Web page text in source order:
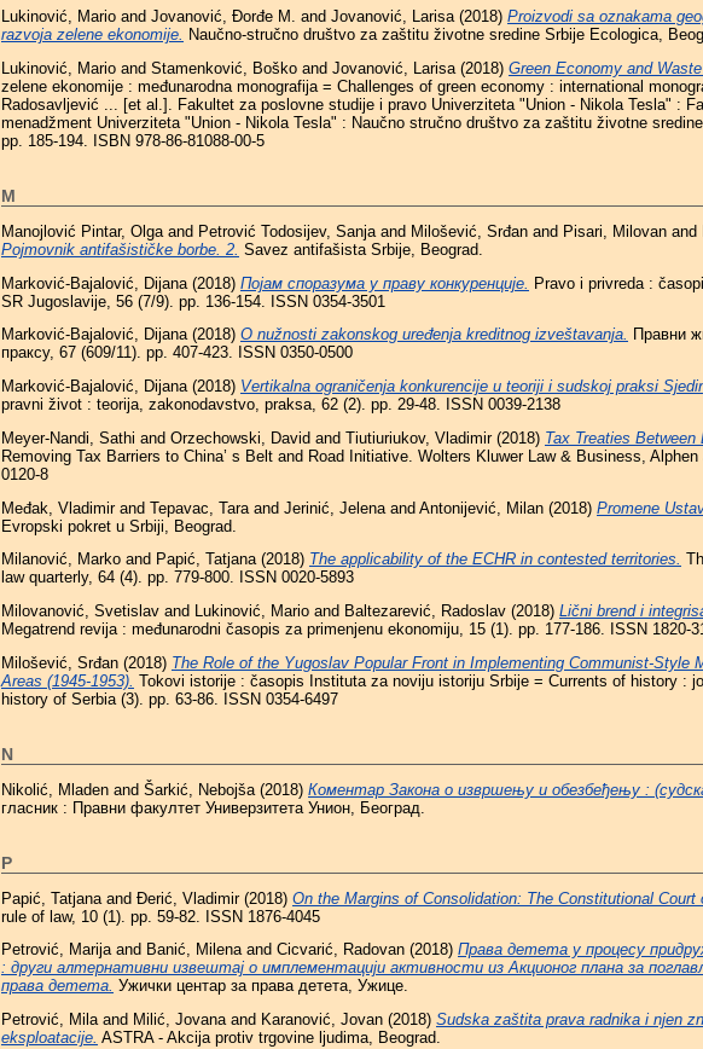
Lukinović, Mario and Jovanović, Đorđe M. and Jovanović, Larisa(2018) Proizvodi sa oznakama
razvoja zelene ekonomije. Naučno-stručno društvo za zaštitu životne sredine Srbije Ecologica,
Lukinović, Mario and Stamenković, Boško and Jovanović, Larisa (2018) Green Economy and
zelene ekonomije : međunarodna monografija = Challenges of green economy : international
Radosavljević ... [et al.]. Fakultet za poslovne studije i pravo Univerziteta "Union - Nikola Tesla" :
menadžment Univerziteta "Union - Nikola Tesla" : Naučno stručno društvo za zaštitu životne
pp. 185-194. ISBN 978-86-81088-00-5
M
Manojlović Pintar, Olga and Petrović Todosijev, Sanja and Milošević, Srđan and Pisari, Milovan and
Pojmovnik antifašističke borbe. 2. Savez antifašista Srbije, Beograd.
Marković-Bajalović, Dijana (2018) Појам споразума у праву конкуренције. Pravo i privreda :
SR Jugoslavije, 56 (7/9). pp. 136-154. ISSN 0354-3501
Marković-Bajalović, Dijana(2018) O nužnosti zakonskog uređenja kreditnog izveštavanja. Правни
праксу, 67 (609/11). pp. 407-423. ISSN 0350-0500
Marković-Bajalović, Dijana(2018) Vertikalna ograničenja konkurencije u teoriji i sudskoj praksi
pravni život : teorija, zakonodavstvo, praksa, 62 (2). pp. 29-48. ISSN 0039-2138
Meyer-Nandi, Sathi and Orzechowski, David and Tiutiuriukov, Vladimir(2018) Tax Treaties Between
Removing Tax Barriers to China’ s Belt and Road Initiative. Wolters Kluwer Law & Business,
0120-8
Međak, Vladimirand Tepavac, Tara and Jerinić, Jelena and Antonijević, Milan (2018) Promene
Evropski pokret u Srbiji, Beograd.
Milanović, Marko and Papić, Tatjana(2018) The applicability of the ECHR in contested territories.
law quarterly, 64 (4). pp. 779-800. ISSN 0020-5893
Milovanović, Svetislav and Lukinović, Mario and Baltezarević, Radoslav (2018) Lični brend i
Megatrend revija : međunarodni časopis za primenjenu ekonomiju, 15 (1). pp. 177-186. ISSN 1820-
Milošević, Srđan (2018) The Role of the Yugoslav Popular Front in Implementing Communist-Style
Areas (1945-1953). Tokovi istorije : časopis Instituta za noviju istoriju Srbije = Currents of history :
history of Serbia (3). pp. 63-86. ISSN 0354-6497
N
Nikolić, Mladen and Šarkić, Nebojša (2018) Коментар Закона о извршењу и обезбеђењу :
гласник : Правни факултет Универзитета Унион, Београд.
P
Papić, Tatjana and Đerić, Vladimir(2018) On the Margins of Consolidation: The Constitutional Court
rule of law, 10 (1). pp. 59-82. ISSN 1876-4045
Petrović, Marijaand Banić, Milenaand Cicvarić, Radovan (2018) Права детета у процесу
: други алтернативни извештај о имплементацији активности из Акционог плана за
права детета. Ужички центар за права детета, Ужице.
Petrović, Milaand Milić, Jovanaand Karanović, Jovan (2018) Sudska zaštita prava radnika i njen
eksploatacije. ASTRA - Akcija protiv trgovine ljudima, Beograd.